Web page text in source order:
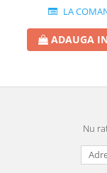
LA
ADAUGA
Nu